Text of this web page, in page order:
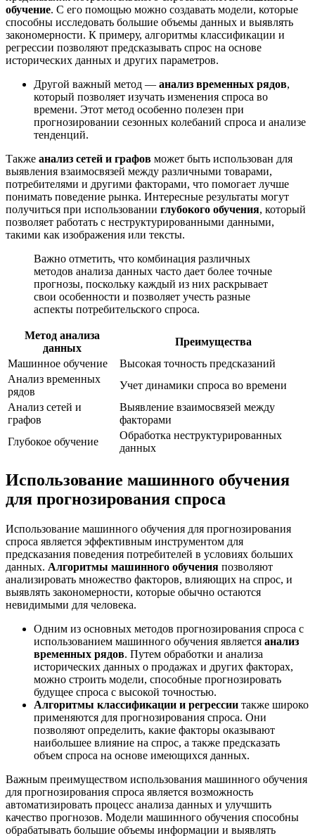
обучение. С его помощью можно создавать модели, которые
способны исследовать большие объемы данных и выявлять
закономерности. К примеру, алгоритмы классификации и
регрессии позволяют предсказывать спрос на основе
исторических данных и других параметров.
Другой важный метод — анализ временных рядов,
который позволяет изучать изменения спроса во
времени. Этот метод особенно полезен при
прогнозировании сезонных колебаний спроса и анализе
тенденций.
Также анализ сетей и графов может быть использован для
выявления взаимосвязей между различными товарами,
потребителями и другими факторами, что помогает лучше
понимать поведение рынка. Интересные результаты могут
получиться при использовании глубокого обучения, который
позволяет работать с неструктурированными данными,
такими как изображения или тексты.
Важно отметить, что комбинация различных
методов анализа данных часто дает более точные
прогнозы, поскольку каждый из них раскрывает
свои особенности и позволяет учесть разные
аспекты потребительского спроса.
Метод анализа
данных
Преимущества
Машинное обучение
Высокая точность предсказаний
Анализ временных
рядов
Учет динамики спроса во времени
Анализ сетей и
графов
Выявление взаимосвязей между
факторами
Глубокое обучение
Обработка неструктурированных
данных
Использование машинного обучения
для прогнозирования спроса
Использование машинного обучения для прогнозирования
спроса является эффективным инструментом для
предсказания поведения потребителей в условиях больших
данных. Алгоритмы машинного обучения позволяют
анализировать множество факторов, влияющих на спрос, и
выявлять закономерности, которые обычно остаются
невидимыми для человека.
Одним из основных методов прогнозирования спроса с
использованием машинного обучения является анализ
временных рядов. Путем обработки и анализа
исторических данных о продажах и других факторах,
можно строить модели, способные прогнозировать
будущее спроса с высокой точностью.
Алгоритмы классификации и регрессии также широко
применяются для прогнозирования спроса. Они
позволяют определить, какие факторы оказывают
наибольшее влияние на спрос, а также предсказать
объем спроса на основе имеющихся данных.
Важным преимуществом использования машинного обучения
для прогнозирования спроса является возможность
автоматизировать процесс анализа данных и улучшить
качество прогнозов. Модели машинного обучения способны
обрабатывать большие объемы информации и выявлять